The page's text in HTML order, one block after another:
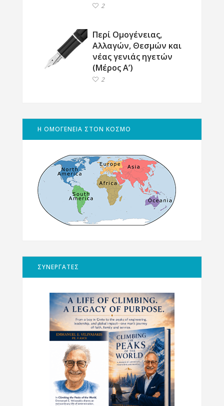
2
Περί Ομογένειας,
Αλλαγών, Θεσμών και
νέας γενιάς ηγετών
(Μέρος Α’)
2
Η ΟΜΟΓΕΝΕΙΑ ΣΤΟΝ ΚΟΣΜΟ
ΣΥΝΕΡΓΑΤΕΣ